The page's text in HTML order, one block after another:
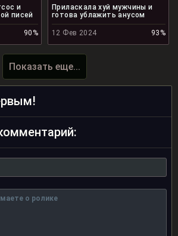
и
писей
90%
Приласкала хуй мужчины и
готова ублажить анусом
12 Фев 2024 93%
Показать еще...